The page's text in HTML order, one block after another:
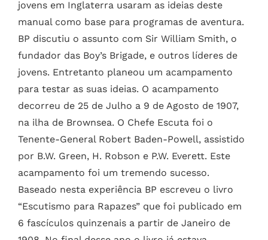
jovens em Inglaterra usaram as ideias deste
manual como base para programas de aventura.
BP discutiu o assunto com Sir William Smith, o
fundador das Boy’s Brigade, e outros líderes de
jovens. Entretanto planeou um acampamento
para testar as suas ideias. O acampamento
decorreu de 25 de Julho a 9 de Agosto de 1907,
na ilha de Brownsea. O Chefe Escuta foi o
Tenente-General Robert Baden-Powell, assistido
por B.W. Green, H. Robson e P.W. Everett. Este
acampamento foi um tremendo sucesso.
Baseado nesta experiência BP escreveu o livro
“Escutismo para Rapazes” que foi publicado em
6 fascículos quinzenais a partir de Janeiro de